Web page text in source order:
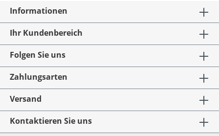
Informationen
Ihr Kundenbereich
Folgen Sie uns
Zahlungsarten
Versand
Kontaktieren Sie uns